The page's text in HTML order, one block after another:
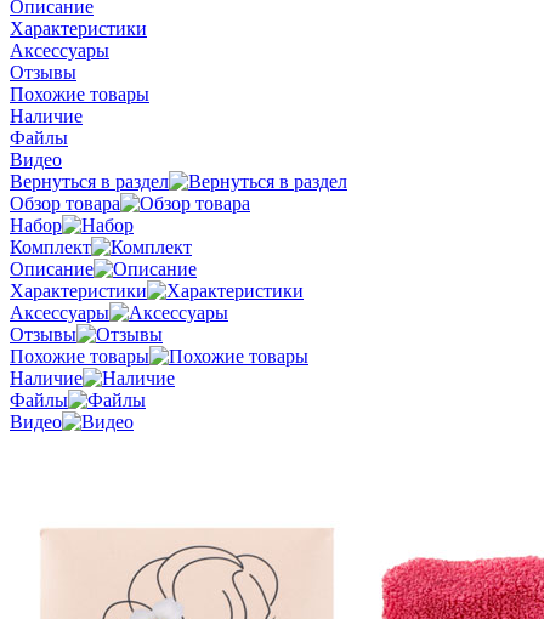
Описание
Характеристики
Аксессуары
Отзывы
Похожие товары
Наличие
Файлы
Видео
Вернуться в раздел
Обзор товара
Набор
Комплект
Описание
Характеристики
Аксессуары
Отзывы
Похожие товары
Наличие
Файлы
Видео